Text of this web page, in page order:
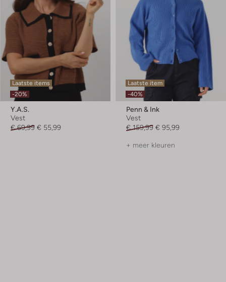
Laatste items
-20%
Y.a.s.
Vest
€ 69,99 € 55,99
Laatste item
-40%
Penn & Ink
Vest
€ 159,99 € 95,99
+ meer kleuren